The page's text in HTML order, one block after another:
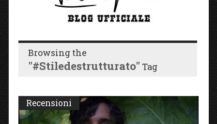
Browsing the
"#stiledestrutturato" Tag
Recensioni